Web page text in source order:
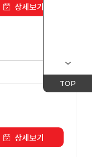
상세보기
상세보기
TOP